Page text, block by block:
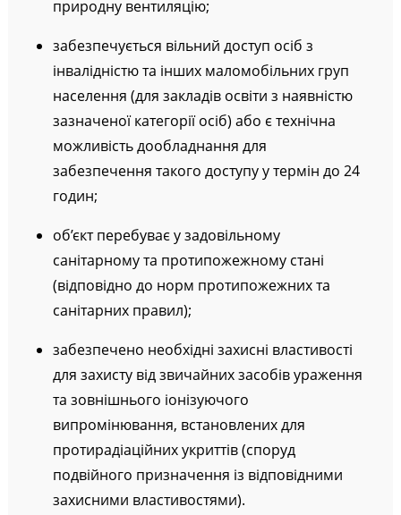
природну вентиляцію;
забезпечується вільний доступ осіб з
інвалідністю та інших маломобільних груп
населення (для закладів освіти з наявністю
зазначеної категорії осіб) або є технічна
можливість дообладнання для
забезпечення такого доступу у термін до 24
годин;
об’єкт перебуває у задовільному
санітарному та протипожежному стані
(відповідно до норм протипожежних та
санітарних правил);
забезпечено необхідні захисні властивості
для захисту від звичайних засобів ураження
та зовнішнього іонізуючого
випромінювання, встановлених для
протирадіаційних укриттів (споруд
подвійного призначення із відповідними
захисними властивостями).